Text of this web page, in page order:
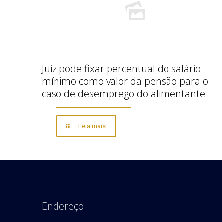
Juiz pode fixar percentual do salário
mínimo como valor da pensão para o
caso de desemprego do alimentante
Leia mais
Endereço